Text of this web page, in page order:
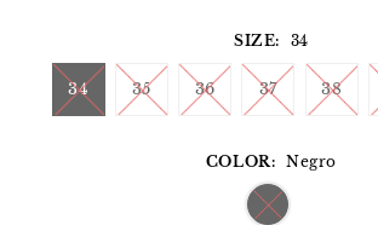
SIZE: 34
34 35 36 37 38
COLOR: Negro